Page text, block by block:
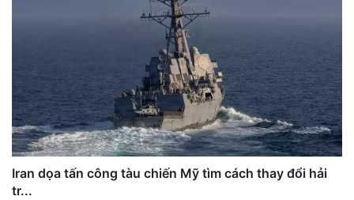
Iran dọa tấn công tàu chiến Mỹ tìm cách thay đổi hải
tr...